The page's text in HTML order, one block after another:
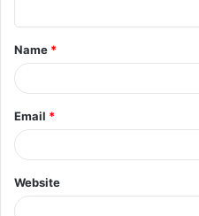
t
*
Name *
Email *
Website